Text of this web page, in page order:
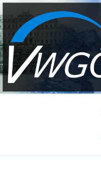
Zum
Inhalt
springen